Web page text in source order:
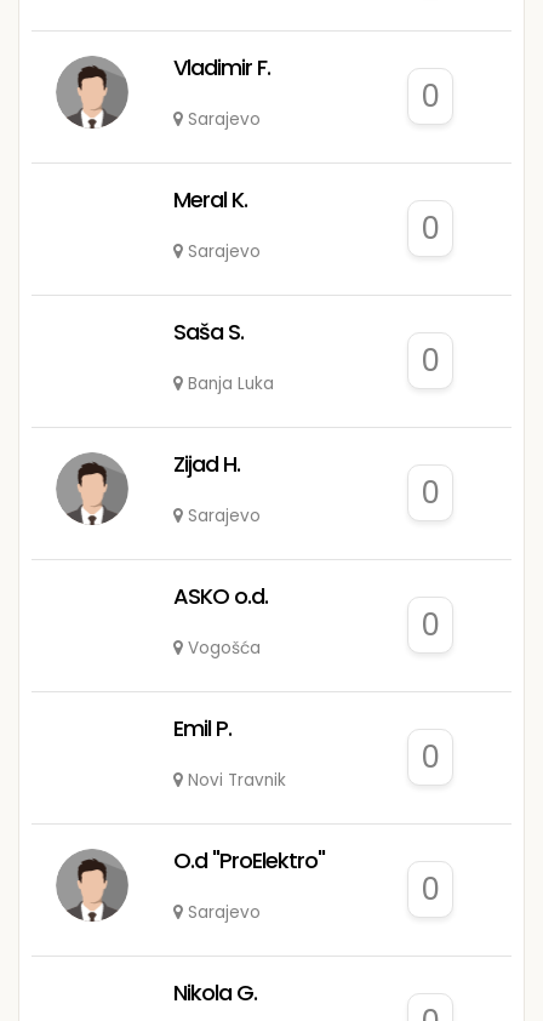
Vladimir F.
Sarajevo
0
Meral K.
Sarajevo
0
Saša S.
Banja Luka
0
Zijad H.
Sarajevo
0
ASKO o.d.
Vogošća
0
Emil P.
Novi Travnik
0
O.d "ProElektro"
Sarajevo
0
Nikola G.